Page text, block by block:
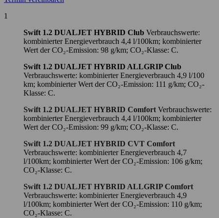
1
Swift 1.2 DUALJET HYBRID Club Verbrauchswerte:
kombinierter Energieverbrauch 4,4 l/100km; kombinierter
Wert der CO₂-Emission: 98 g/km; CO₂-Klasse: C.
Swift 1.2 DUALJET HYBRID ALLGRIP Club
Verbrauchswerte: kombinierter Energieverbrauch 4,9 l/100
km; kombinierter Wert der CO₂-Emission: 111 g/km; CO₂-
Klasse: C.
Swift 1.2 DUALJET HYBRID Comfort Verbrauchswerte:
kombinierter Energieverbrauch 4,4 l/100km; kombinierter
Wert der CO₂-Emission: 99 g/km; CO₂-Klasse: C.
Swift 1.2 DUALJET HYBRID CVT Comfort
Verbrauchswerte: kombinierter Energieverbrauch 4,7
l/100km; kombinierter Wert der CO₂-Emission: 106 g/km;
CO₂-Klasse: C.
Swift 1.2 DUALJET HYBRID ALLGRIP Comfort
Verbrauchswerte: kombinierter Energieverbrauch 4,9
l/100km; kombinierter Wert der CO₂-Emission: 110 g/km;
CO₂-Klasse: C.